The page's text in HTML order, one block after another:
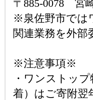
〒885-0078 宮
※泉佐野市では
関連業務を外部
※注意事項※
・ワンストッ
着）はご寄附翌